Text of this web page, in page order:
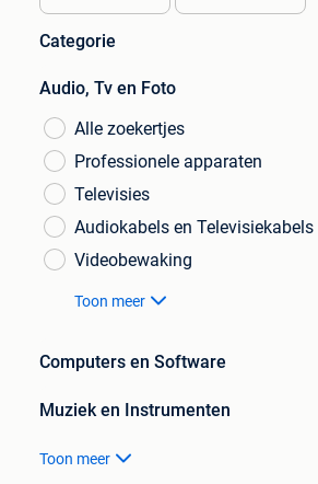
Categorie
Audio, Tv en Foto
Alle zoekertjes
Professionele apparaten
Televisies
Audiokabels en Televisiekabels
Videobewaking
Toon meer
Computers en Software
Muziek en Instrumenten
Toon meer